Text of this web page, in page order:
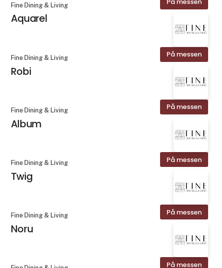
Fine Dining & Living
Aquarel
På messen
Fine Dining & Living
Robi
På messen
Fine Dining & Living
Album
På messen
Fine Dining & Living
Twig
På messen
Fine Dining & Living
Noru
På messen